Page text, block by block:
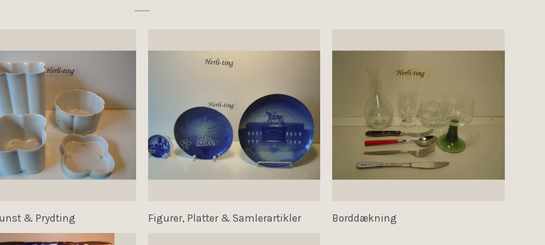
& Prydting Figurer, Platter & Samlerartikler Borddækning